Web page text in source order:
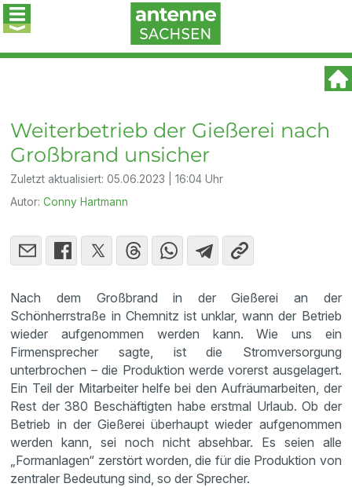
Weiterbetrieb der Gießerei nach
Großbrand unsicher
Zuletzt aktualisiert:05.06.2023 | 16:04 Uhr
Autor:Conny Hartmann
Nach dem Großbrand in der Gießerei an der
Schönherrstraße in Chemnitz ist unklar, wann der Betrieb
wieder aufgenommen werden kann. Wie uns ein
Firmensprecher sagte, ist die Stromversorgung
unterbrochen – die Produktion werde vorerst ausgelagert.
Ein Teil der Mitarbeiter helfe bei den Aufräumarbeiten, der
Rest der 380 Beschäftigten habe erstmal Urlaub. Ob der
Betrieb in der Gießerei überhaupt wieder aufgenommen
werden kann, sei noch nicht absehbar. Es seien alle
„Formanlagen“ zerstört worden, die für die Produktion von
zentraler Bedeutung sind, so der Sprecher.